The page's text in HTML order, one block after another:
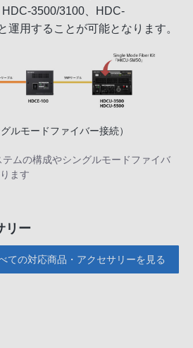
3500/3100、HDC-
運用することが可能となります。
ルモードファイバー接続）
テムの構成やシングルモードファイバ
ます
リー
ての対応商品・アクセサリーを見る